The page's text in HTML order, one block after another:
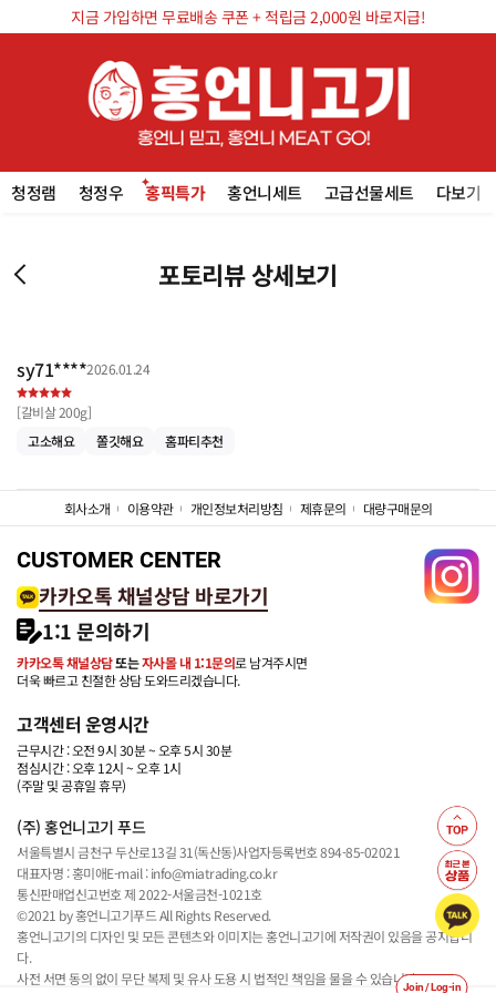
Join / Log-in
지금 가입하면 무료배송 쿠폰 + 적립금 2,000원 바로지급!
청정램 청정우 홍픽특가 홍언니세트 고급선물세트 다보기
포토리뷰 상세보기
sy71****2026.01.24
[갈비살 200g]
고소해요
쫄깃해요 홈파티추천
회사소개 이용약관 개인정보처리방침 제휴문의 대량구매문의
CUSTOMER CENTER
카카오톡 채널상담 바로가기
1:1 문의하기
카카오톡 채널상담또는자사몰 내 1:1문의로 남겨주시면
더욱 빠르고 친절한 상담 도와드리겠습니다.
고객센터 운영시간
근무시간 : 오전 9시 30분 ~ 오후 5시 30분
점심시간 : 오후 12시 ~ 오후 1시
(주말 및 공휴일 휴무)
(주) 홍언니고기 푸드
서울특별시 금천구 두산로13길 31(독산동)사업자등록번호 894-85-02021
대표자명 : 홍미애E-mail : info@miatrading.co.kr
통신판매업신고번호 제 2022-서울금천-1021호
©2021 by 홍언니고기푸드 All Rights Reserved.
홍언니고기의 디자인 및 모든 콘텐츠와 이미지는 홍언니고기에 저작권이 있음을 공지합니
다.
사전 서면 동의 없이 무단 복제 및 유사 도용 시 법적인 책임을 물을 수 있습니다.